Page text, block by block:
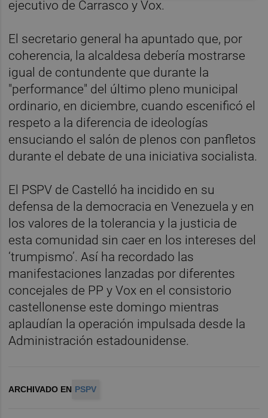
ejecutivo de Carrasco y Vox.
El secretario general ha apuntado que, por
coherencia, la alcaldesa debería mostrarse
igual de contundente que durante la
"performance" del último pleno municipal
ordinario, en diciembre, cuando escenificó el
respeto a la diferencia de ideologías
ensuciando el salón de plenos con panfletos
durante el debate de una iniciativa socialista.
El PSPV de Castelló ha incidido en su
defensa de la democracia en Venezuela y en
los valores de la tolerancia y la justicia de
esta comunidad sin caer en los intereses del
‘trumpismo’. Así ha recordado las
manifestaciones lanzadas por diferentes
concejales de PP y Vox en el consistorio
castellonense este domingo mientras
aplaudían la operación impulsada desde la
Administración estadounidense.
ARCHIVADO EN PSPV